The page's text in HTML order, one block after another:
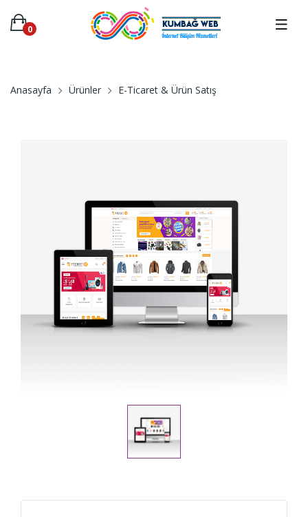
0
Anasayfa Ürünler E-Ticaret & Ürün Satış